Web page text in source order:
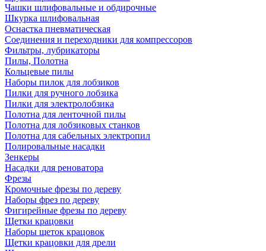
Чашки шлифовальные и обдирочные
Шкурка шлифовальная
Оснастка пневматическая
Соединения и переходники для компрессоров
Фильтры, лубрикаторы
Пилы, Полотна
Кольцевые пилы
Наборы пилок для лобзиков
Пилки для ручного лобзика
Пилки для электролобзика
Полотна для ленточной пилы
Полотна для лобзиковых станков
Полотна для сабельных электропил
Полировальные насадки
Зенкеры
Насадки для реноватора
Фрезы
Кромочные фрезы по дереву
Наборы фрез по дереву
Фигирейные фрезы по дереву
Щетки крацовки
Наборы щеток крацовок
Щетки крацовки для дрели